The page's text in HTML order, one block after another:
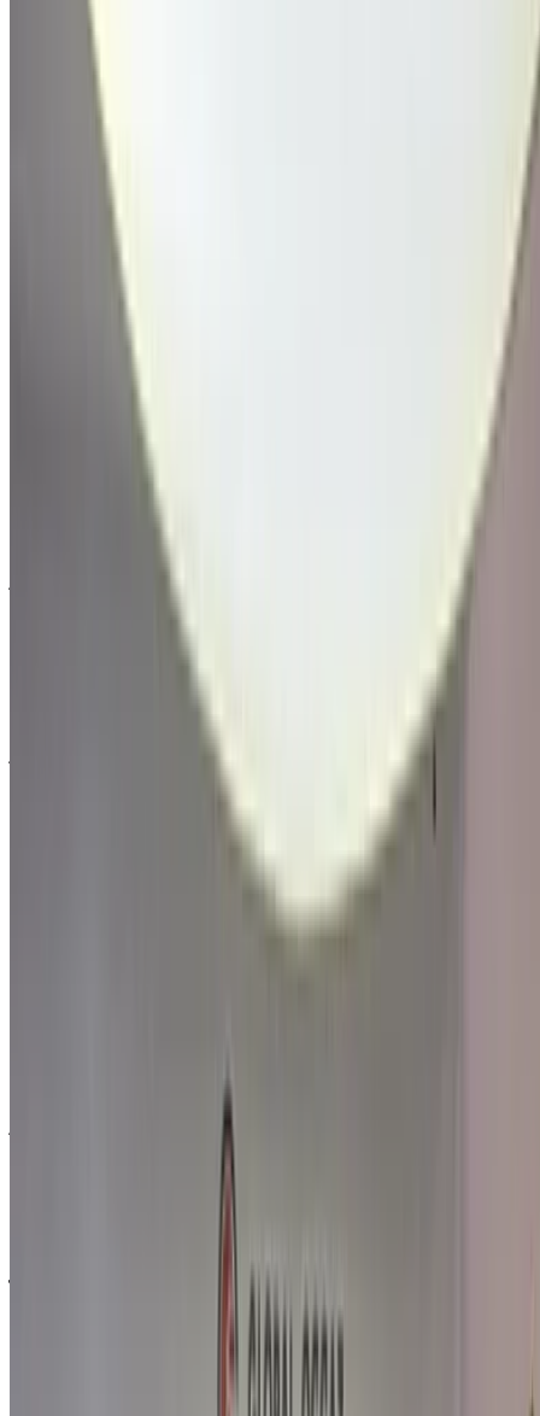
هل تبحث عن خيارات أخرى؟
تصفح جميع السيارات
نبذة عن فورد المحركات
فورد هي شركة أمريكية متعددة الجنسيات لصناعة السيارات أسسها
هنري فورد. تبيع الشركة المركبات والسيارات التجارية تحت اسم
ماركة فورد، ومعظم السيارات الفاخرة تحت اسم ماركة لينكولن.
تُعد فورد ثاني أكبر شركة لصناعة السيارات في الولايات المتحدة
السيارات في أوروبا. من أكثر سيارات فورد طلبًا للاستئجار: إسكيب،
مقرات الشركة:
ديربورن، ميشيغان، الولايات المتحدة الأمريكية
الاسم الرسمي:
المنتجات:
مركبات، سيارات فارهة، سيارات تجارية، قطع غيار
سيارات، شاحنات بيك أب، سيارات دفع رباعي
طريقة الحصول على أفضل عرض
Compare offers from multiple car companies in the
حدد خياراتك بدقة حسب تفضيلاتك: مواصفات السيارات،
في أغادير. احجز سيارات للإيجار بميزانية محدودة، سيارات دفع
مستعملة فورد سيارة سيارة - أسعار مميزة في أغادير
فورد Kuga 2.0 TDCi ST-Line (), 2021
فورد Kuga 2.0 TDCi Trend (أسود), 2019
شراء سيارة فورد سيارة في أغادير, المغرب. تُدرج أعلاه عروضًا